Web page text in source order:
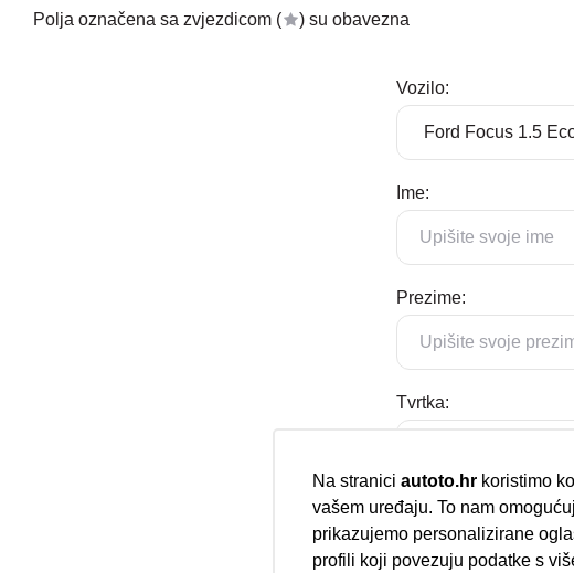
Polja označena sa zvjezdicom ( ) su obavezna
Vozilo:
Ime:
Prezime:
Tvrtka:
E-mail:
Na stranici autoto.hr koristimo
vašem uređaju. To nam
prikazujemo personalizirane
profili koji povezuju podatke s